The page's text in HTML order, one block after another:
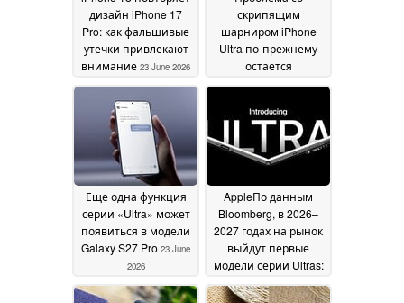
дизайн iPhone 17
Pro: как фальшивые
утечки привлекают
внимание 23 June 2026
скрипящим
шарниром iPhone
Ultra по-прежнему
остается
« Apple » дала
зеленый свет на
запуск производства
своёго складного
дисплея23 June 2026
Еще одна функция
серии «Ultra» может
появиться в модели
Galaxy S27 Pro 23 June
2026
AppleПо данным
Bloomberg, в 2026–
2027 годах на рынок
выйдут первые
модели серии Ultras: